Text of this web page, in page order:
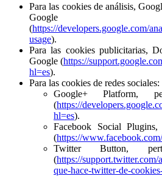
Para las cookies de análisis,
Google
(https://developers.google.com/
usage).
Para las cookies publicitarias,
Google (https://
hl=es).
Para las cookies de redes sociales:
Google+ Platform,
(https://
hl=es).
Facebook Social
(https://
Twitter Button,
(https://
que-hace-twitter-de-